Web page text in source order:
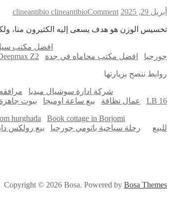
أبريل 29, 2025 clineantibio clineantibioComment
on
تخسيس الوزن هو هدف يسعى إليه الكثيرون منا،
افضل مكتب
جورجيا
افضل مكتب محاماه في جدة Z2
روابط ننصح بزيارتها
شركة ادارة سوشيال ميديا
LB 16
عمال نظافة بيع ساعة اوميجا بيوت جاهزة
hurghada Book cottage in Borjomi
للبيع
رحلة سياحية باتومي جورجيا بيع رولكس
Copyright © 2026 Bosa. Powered by Bosa Themes